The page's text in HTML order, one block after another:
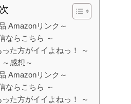
Amazonリンク～
ならこちら ～
た方がイイよねっ！ ～
～感想～
Amazonリンク～
ならこちら ～
た方がイイよねっ！ ～